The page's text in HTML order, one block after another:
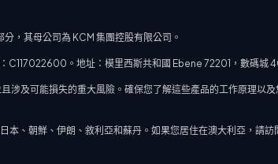
，其母公司為 KCM 集團控股有限公司。
。地址：模里西斯共和國 Ebene 72201，數碼城
涉及可能損失的重大風險。確保您了解這些產品的工作原理以
本、朝鮮、伊朗、敘利亞和蘇丹。如果您居住在澳大利亞，